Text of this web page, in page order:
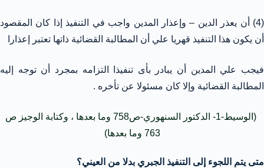
(4) أن يعذر الدين – وإعذار المدين واجب في التنفيذ إذا كان المقصود
أن يكون هذا التنفيذ قهريا علي أن المطالبة القضائية ذاتها تعتبر إعذارا
فيجب علي المدين أن يبادر بأى تنفيذا التزامه بمجرد أن توجه إليه
المطالبة القضائية وإلا كان مسئولا عن تأخره .
(الوسيط-1- الدكتور السنهوري-ص758 وما بعدها ، وكتابة الوجيز ص
763 وما بعدها)
متى يتم اللجوء إلى التنفيذ الجبري بدلا من العيني؟